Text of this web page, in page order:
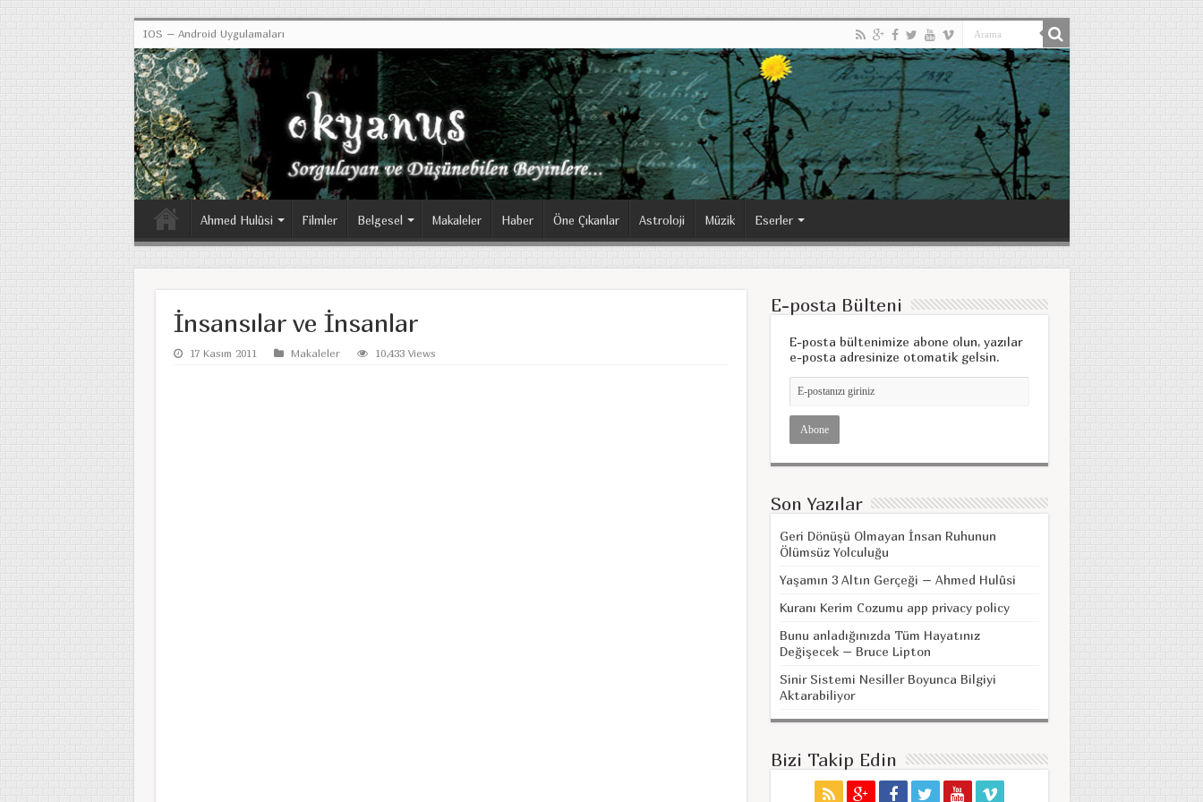
IOS – Android Uygulamaları
Ahmed Hulûsi Filmler Belgesel Makaleler Haber Öne Çıkanlar Astroloji Müzik Eserler
İnsansılar ve İnsanlar
17 Kasım 2011 Makaleler 10,433 Views
E-posta Bülteni
E-posta bültenimize abone olun, yazılar
e-posta adresinize otomatik gelsin.
Son Yazılar
Geri Dönüşü Olmayan İnsan Ruhunun
Ölümsüz Yolculuğu
Yaşamın 3 Altın Gerçeği – Ahmed Hulûsi
Kuranı Kerim Cozumu app privacy policy
Bunu anladığınızda Tüm Hayatınız
Değişecek – Bruce Lipton
Sinir Sistemi Nesiller Boyunca Bilgiyi
Aktarabiliyor
Bizi Takip Edin